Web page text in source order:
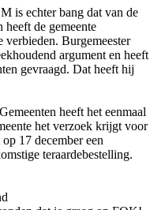
is echter bang dat van de
heeft de gemeente
verbieden. Burgemeester
argument en heeft
gevraagd. Dat heeft hij
heeft het eenmaal
het verzoek krijgt voor
17 december een
teraardebestelling.